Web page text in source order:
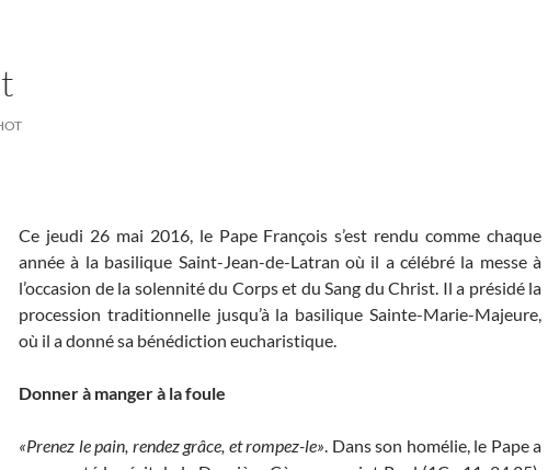
Ce jeudi 26 mai 2016, le Pape François s’est rendu comme chaque
année à la basilique Saint-Jean-de-Latran où il a célébré la messe à
l’occasion de la solennité du Corps et du Sang du Christ. Il a présidé la
procession traditionnelle jusqu’à la basilique Sainte-Marie-Majeure,
où il a donné sa bénédiction eucharistique.
Donner à manger à la foule
«Prenez le pain, rendez grâce, et rompez-le». Dans son homélie, le Pape a